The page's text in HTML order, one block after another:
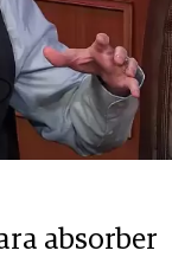
absorber